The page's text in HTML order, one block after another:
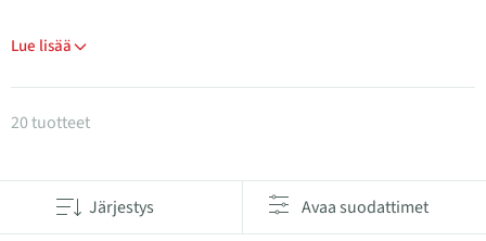
Lue lisää
Tuotteet kategoriassa Juoksuvarusteet
20 tuotteet
Järjestys Avaa suodattimet